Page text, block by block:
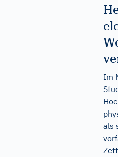
Im
als